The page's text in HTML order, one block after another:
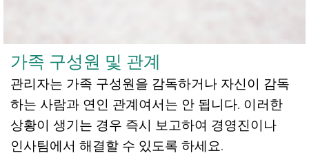
가족 구성원 및 관계
관리자는 가족 구성원을 감독하거나 자신이 감독
하는 사람과 연인 관계여서는 안 됩니다. 이러한
상황이 생기는 경우 즉시 보고하여 경영진이나
인사팀에서 해결할 수 있도록 하세요.